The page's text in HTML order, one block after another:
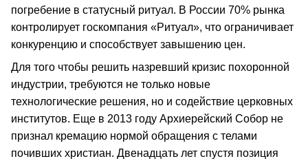
погребение в статусный ритуал. В России 70% рынка
контролирует госкомпания «Ритуал», что ограничивает
конкуренцию и способствует завышению цен.
Для того чтобы решить назревший кризис похоронной
индустрии, требуются не только новые
технологические решения, но и содействие церковных
институтов. Еще в 2013 году Архиерейский Собор не
признал кремацию нормой обращения с телами
почивших христиан. Двенадцать лет спустя позиция